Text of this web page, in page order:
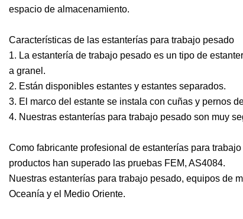
espacio de almacenamiento.
Características de las estanterías para trabajo pesado
1. La estantería de trabajo pesado es un tipo de
a granel.
2. Están disponibles estantes y estantes separados.
3. El marco del estante se instala con cuñas y pernos
4. Nuestras estanterías para trabajo pesado son muy
Como fabricante profesional de estanterías para
productos han superado las pruebas FEM, AS4084.
Nuestras estanterías para trabajo pesado, equipos de
Oceanía y el Medio Oriente.